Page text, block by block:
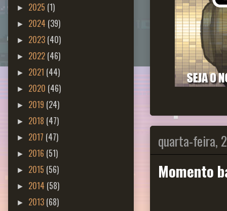
quarta-feira,
Momento
► 2025 (1)
► 2024 (39)
► 2023 (40)
► 2022 (46)
► 2021 (44)
► 2020 (46)
► 2019 (24)
► 2018 (47)
► 2017 (47)
► 2016 (51)
► 2015 (56)
► 2014 (58)
► 2013 (68)